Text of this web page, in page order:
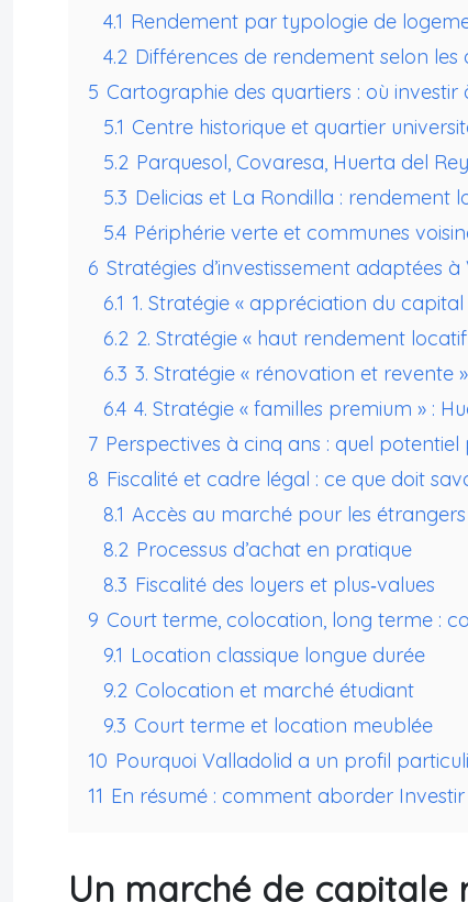
4.1 Rendement par typologie de
4.2 Différences de rendement selon les
5 Cartographie des quartiers : où
5.1 Centre historique et quartier
5.2 Parquesol, Covaresa, Huerta del
5.3 Delicias et La Rondilla : rendement
5.4 Périphérie verte et communes
6 Stratégies d’investissement adaptées
6.1 1. Stratégie « appréciation du
6.2 2. Stratégie « haut rendement
6.3 3. Stratégie « rénovation et revente
6.4 4. Stratégie « familles premium » :
7 Perspectives à cinq ans : quel
8 Fiscalité et cadre légal : ce que doit
8.1 Accès au marché pour les étrangers
8.2 Processus d’achat en pratique
8.3 Fiscalité des loyers et plus‑values
9 Court terme, colocation, long terme :
9.1 Location classique longue durée
9.2 Colocation et marché étudiant
9.3 Court terme et location meublée
10 Pourquoi Valladolid a un profil
11 En résumé : comment aborder
Un marché de capitale